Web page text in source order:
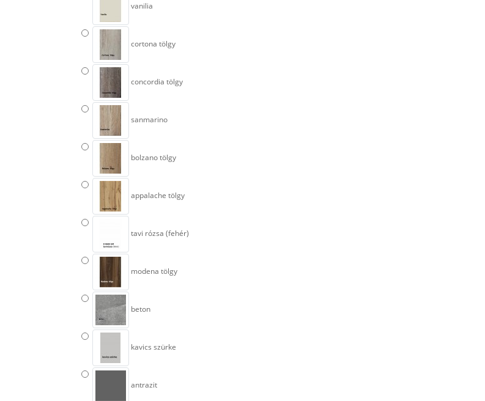
vanilia
cortona tölgy
concordia tölgy
sanmarino
bolzano tölgy
appalache tölgy
tavi rózsa (fehér)
modena tölgy
beton
kavics szürke
antrazit